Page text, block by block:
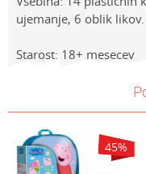
ujemanje, 6 oblik likov.
Starost: 18+ mesecev
Znamke
BRAND
E-mail
45%